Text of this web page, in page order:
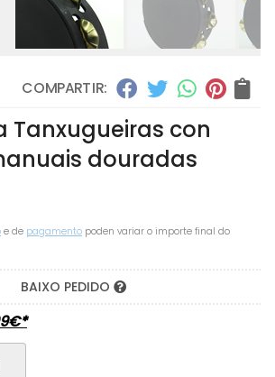
COMPARTIR:
Tanxugueiras con
douradas
e de pagamento poden variar o importe final do
BAIXO PEDIDO
€*